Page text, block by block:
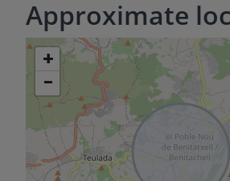
Approximate
+
−